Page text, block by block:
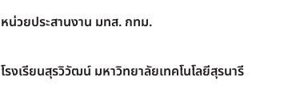
หน่วยประสานงาน มทส. กทม.
โรงเรียนสุรวิวัฒน์ มหาวิทยาลัยเทคโนโลยีสุรนารี